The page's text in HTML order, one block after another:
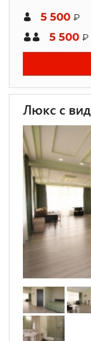
5 500 ₽
5 500 ₽
Люкс с